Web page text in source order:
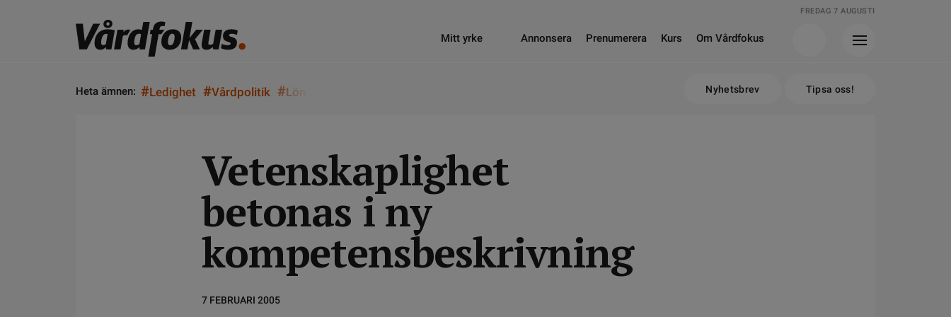
FREDAG 7 AUGUSTI
Mitt yrke Annonsera Prenumerera Kurs Om Vårdfokus
Heta ämnen: #Ledighet #Vårdpolitik #Lön Nyhetsbrev Tipsa oss!
Vetenskaplighet
betonas i ny
kompetensbeskrivning
7 FEBRUARI 2005